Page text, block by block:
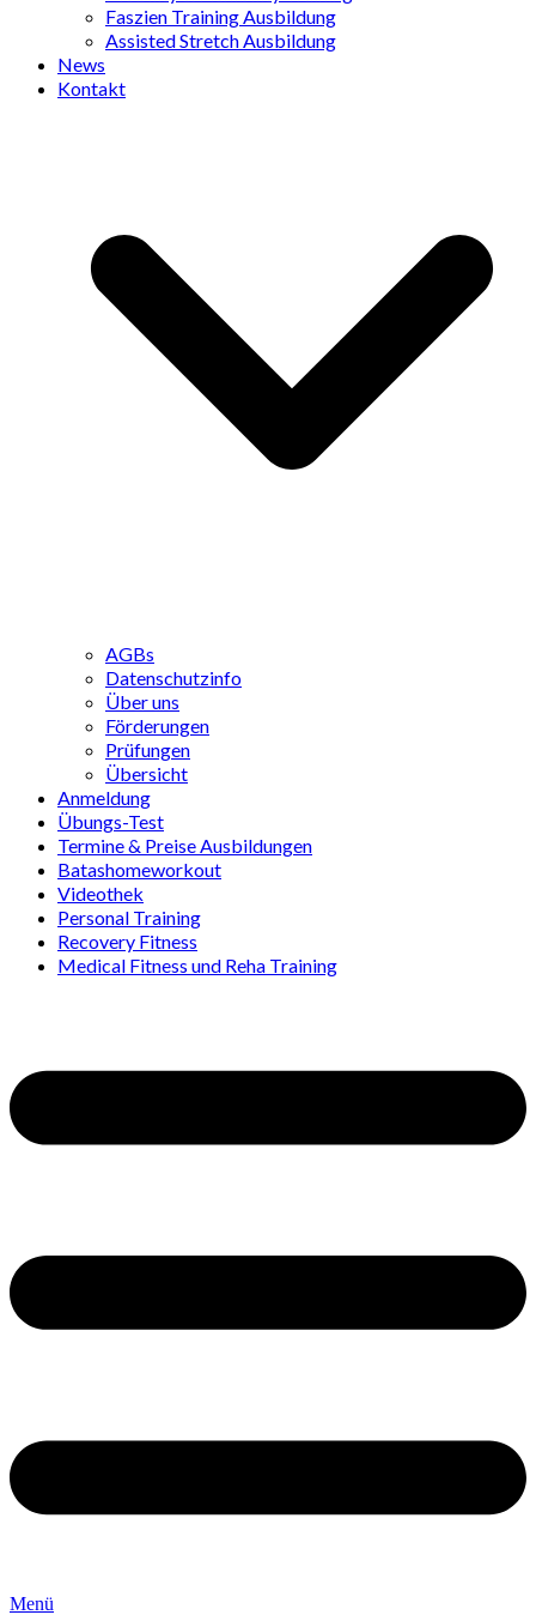
Faszien Training Ausbildung
Assisted Stretch Ausbildung
News
Kontakt
AGBs
Datenschutzinfo
Über uns
Förderungen
Prüfungen
Übersicht
Anmeldung
Übungs-Test
Termine & Preise Ausbildungen
Batashomeworkout
Videothek
Personal Training
Recovery Fitness
Medical Fitness und Reha Training
Menü